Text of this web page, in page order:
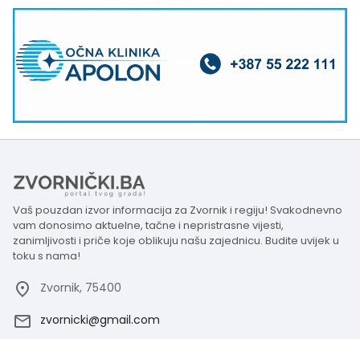
Vaš pouzdan izvor informacija za Zvornik i regiju! Svakodnevno
vam donosimo aktuelne, tačne i nepristrasne vijesti,
zanimljivosti i priče koje oblikuju našu zajednicu. Budite uvijek u
toku s nama!
Zvornik, 75400
zvornicki@gmail.com